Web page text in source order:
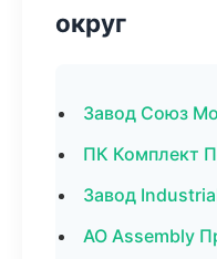
округ
Завод Союз
ПК Комплект
Завод
АО Assembly